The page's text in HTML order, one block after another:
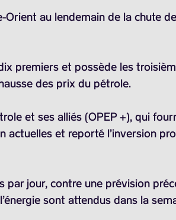
au lendemain de la chute
premiers et possède les
des prix du pétrole.
et ses alliés (OPEP +), qui
et reporté l’inversion
par jour, contre une prévision
sont attendus dans la